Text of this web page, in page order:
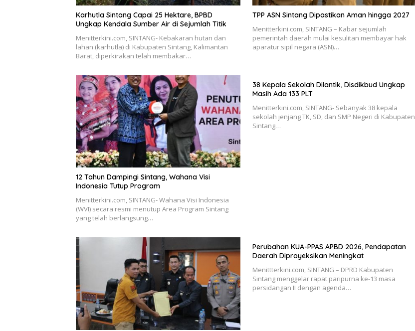
Karhutla Sintang Capai 25 Hektare, BPBD
Ungkap Kendala Sumber Air di Sejumlah Titik
Menitterkini.com, SINTANG- Kebakaran hutan dan
lahan (karhutla) di Kabupaten Sintang, Kalimantan
Barat, diperkirakan telah membakar…
TPP ASN Sintang Dipastikan Aman hingga 2027
Menitterkini.com, SINTANG – Kabar sejumlah
pemerintah daerah mulai kesulitan membayar hak
aparatur sipil negara (ASN)…
12 Tahun Dampingi Sintang, Wahana Visi
Indonesia Tutup Program
Menitterkini.com, SINTANG- Wahana Visi Indonesia
(WVI) secara resmi menutup Area Program Sintang
yang telah berlangsung…
38 Kepala Sekolah Dilantik, Disdikbud Ungkap
Masih Ada 133 PLT
Menitterkini.com, SINTANG- Sebanyak 38 kepala
sekolah jenjang TK, SD, dan SMP Negeri di Kabupaten
Sintang…
Perubahan KUA-PPAS APBD 2026, Pendapatan
Daerah Diproyeksikan Meningkat
Menittterkini.com, SINTANG – DPRD Kabupaten
Sintang menggelar rapat paripurna ke-13 masa
persidangan II dengan agenda…